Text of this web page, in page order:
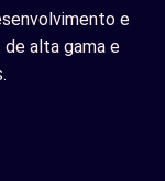
e
alta gama e